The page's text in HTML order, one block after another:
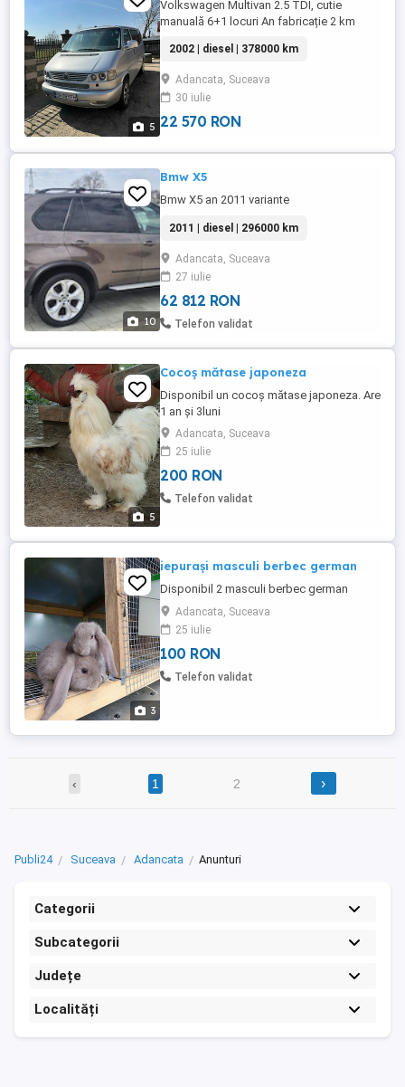
5
Volkswagen Multivan 2.5 TDI, cutie
manuală 6+1 locuri An fabricație 2 km
2002 | diesel | 378000 km
Adancata, Suceava
30 iulie
22 570 RON
10
Bmw X5
Bmw X5 an 2011 variante
2011 | diesel | 296000 km
Adancata, Suceava
27 iulie
62 812 RON
Telefon validat
5
Cocoș mătase japoneza
Disponibil un cocoș mătase japoneza. Are
1 an și 3luni
Adancata, Suceava
25 iulie
200 RON
Telefon validat
3
iepurași masculi berbec german
Disponibil 2 masculi berbec german
Adancata, Suceava
25 iulie
100 RON
Telefon validat
‹ 1 2 ›
Publi24 Suceava Adancata Anunturi
Categorii
Subcategorii
Județe
Localități